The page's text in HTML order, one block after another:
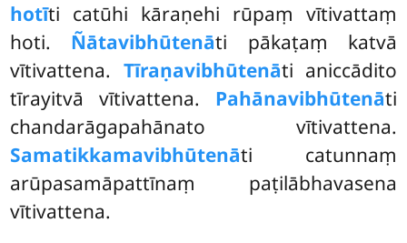
hotīti catūhi kāraṇehi rūpaṃ vītivattaṃ
hoti. Ñātavibhūtenāti pākaṭaṃ katvā
vītivattena. Tīraṇavibhūtenāti aniccādito
tīrayitvā vītivattena. Pahānavibhūtenāti
chandarāgapahānato vītivattena.
Samatikkamavibhūtenāti catunnaṃ
arūpasamāpattīnaṃ paṭilābhavasena
vītivattena.